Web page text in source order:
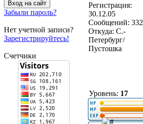
Забыли пароль?
Нет учетной записи?
Зарегистрируйтесь!
Счетчики
Регистрация:
30.12.05
Сообщений: 332
Откуда: С.-
Петербург/
Пустошка
Уровень: 17